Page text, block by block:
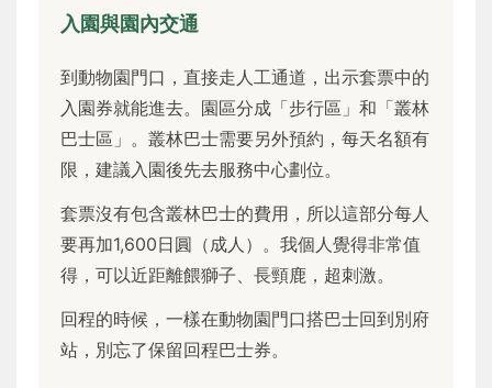
入園與園內交通
到動物園門口，直接走人工通道，出示套票中的
入園券就能進去。園區分成「步行區」和「叢林
巴士區」。叢林巴士需要另外預約，每天名額有
限，建議入園後先去服務中心劃位。
套票沒有包含叢林巴士的費用，所以這部分每人
要再加1,600日圓（成人）。我個人覺得非常值
得，可以近距離餵獅子、長頸鹿，超刺激。
回程的時候，一樣在動物園門口搭巴士回到別府
站，別忘了保留回程巴士券。